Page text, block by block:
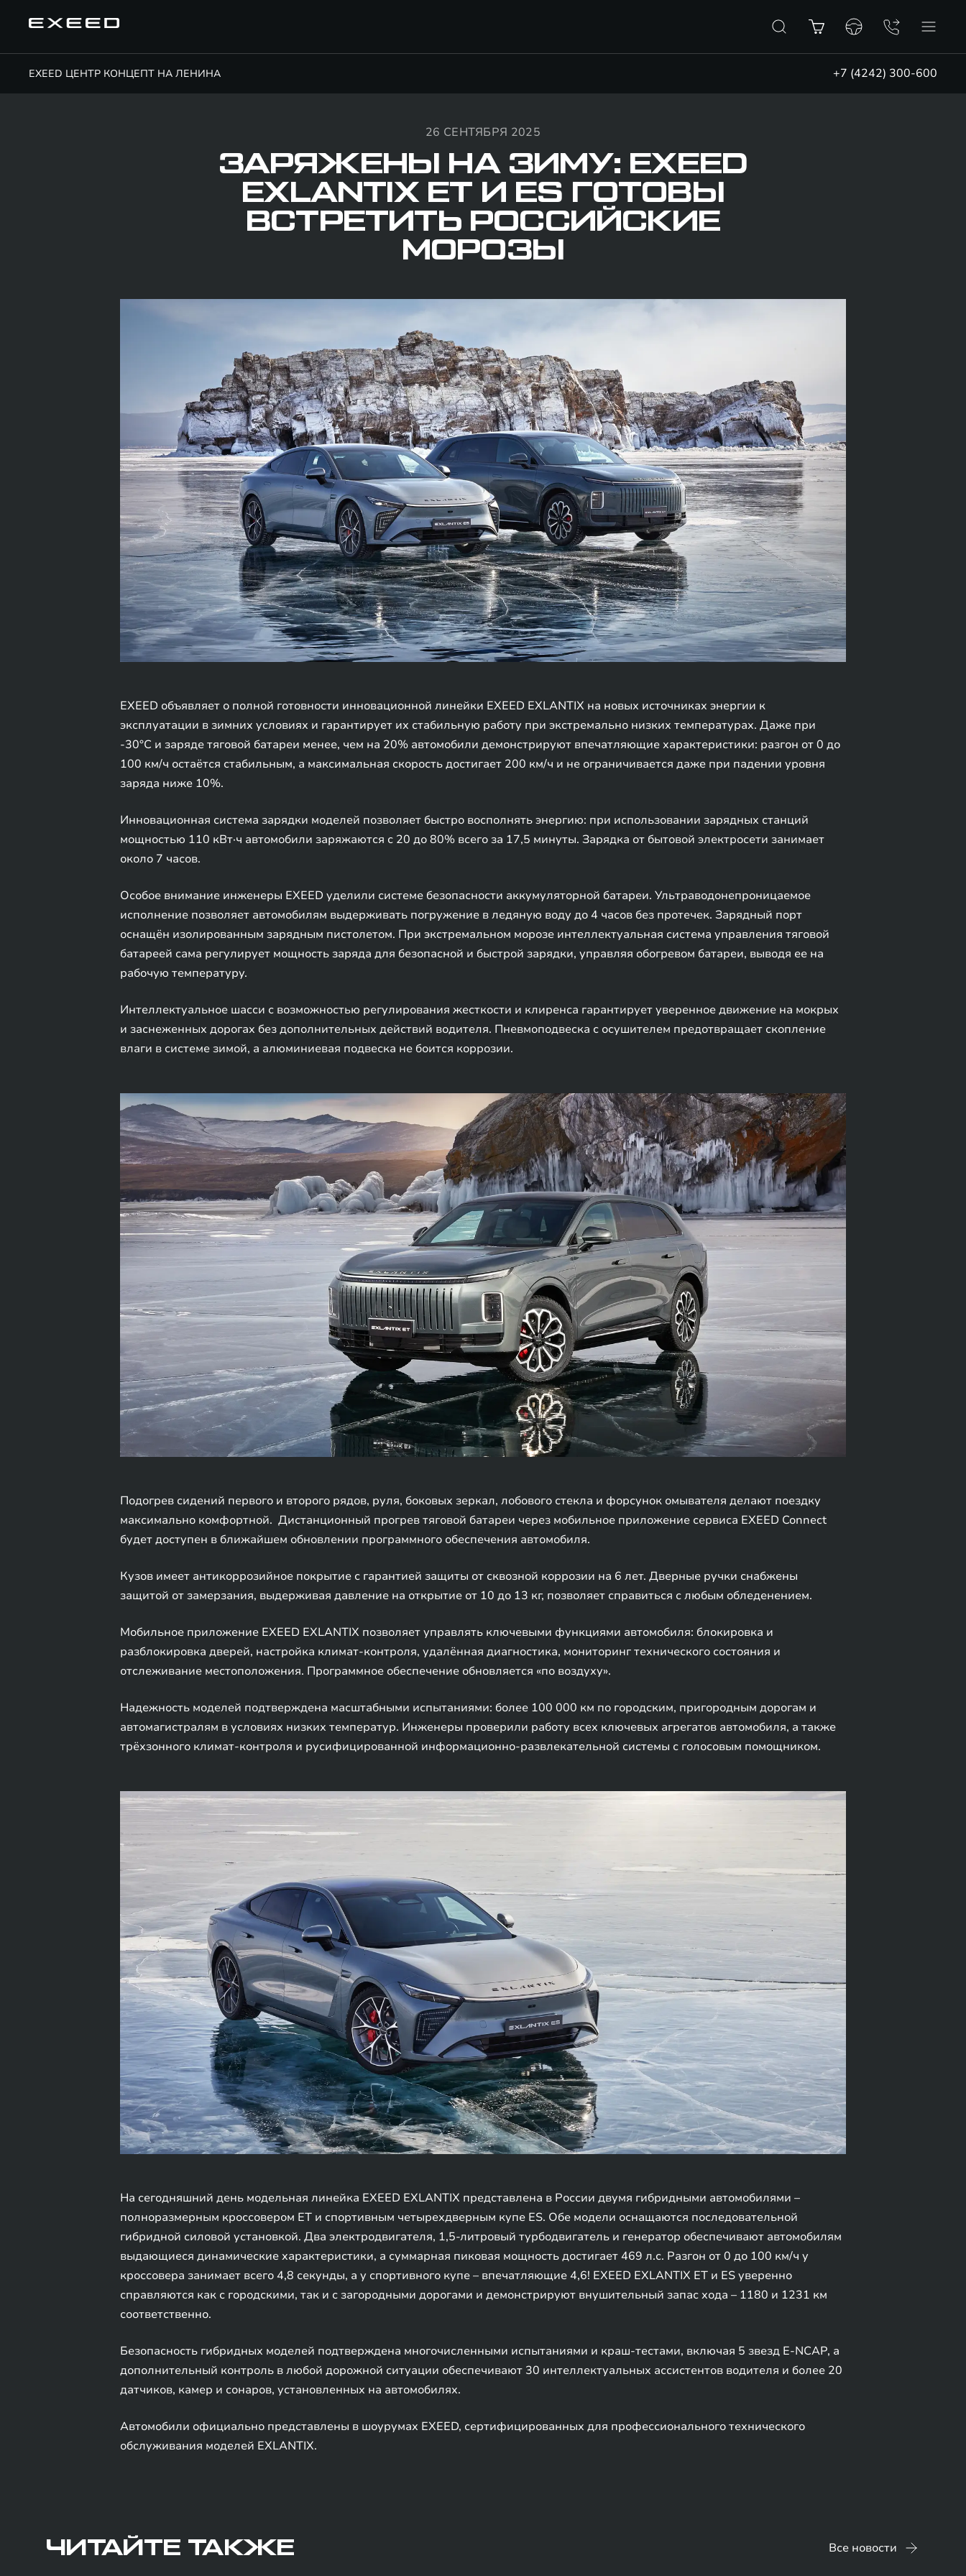
EXEED ЦЕНТР КОНЦЕПТ НА ЛЕНИНА +7 (4242) 300-600
26 СЕНТЯБРЯ 2025
ЗАРЯЖЕНЫ НА ЗИМУ: EXEED
EXLANTIX ET И ES ГОТОВЫ
ВСТРЕТИТЬ РОССИЙСКИЕ
МОРОЗЫ
EXEED объявляет о полной готовности инновационной линейки EXEED EXLANTIX на новых источниках энергии к
эксплуатации в зимних условиях и гарантирует их стабильную работу при экстремально низких температурах. Даже при
-30°C и заряде тяговой батареи менее, чем на 20% автомобили демонстрируют впечатляющие характеристики: разгон от 0 до
100 км/ч остаётся стабильным, а максимальная скорость достигает 200 км/ч и не ограничивается даже при падении уровня
заряда ниже 10%.
Инновационная система зарядки моделей позволяет быстро восполнять энергию: при использовании зарядных станций
мощностью 110 кВт·ч автомобили заряжаются с 20 до 80% всего за 17,5 минуты. Зарядка от бытовой электросети занимает
около 7 часов.
Особое внимание инженеры EXEED уделили системе безопасности аккумуляторной батареи. Ультраводонепроницаемое
исполнение позволяет автомобилям выдерживать погружение в ледяную воду до 4 часов без протечек. Зарядный порт
оснащён изолированным зарядным пистолетом. При экстремальном морозе интеллектуальная система управления тяговой
батареей сама регулирует мощность заряда для безопасной и быстрой зарядки, управляя обогревом батареи, выводя ее на
рабочую температуру.
Интеллектуальное шасси с возможностью регулирования жесткости и клиренса гарантирует уверенное движение на мокрых
и заснеженных дорогах без дополнительных действий водителя. Пневмоподвеска с осушителем предотвращает скопление
влаги в системе зимой, а алюминиевая подвеска не боится коррозии.
Подогрев сидений первого и второго рядов, руля, боковых зеркал, лобового стекла и форсунок омывателя делают поездку
максимально комфортной. Дистанционный прогрев тяговой батареи через мобильное приложение сервиса EXEED Connect
будет доступен в ближайшем обновлении программного обеспечения автомобиля.
Кузов имеет антикоррозийное покрытие с гарантией защиты от сквозной коррозии на 6 лет. Дверные ручки снабжены
защитой от замерзания, выдерживая давление на открытие от 10 до 13 кг, позволяет справиться с любым обледенением.
Мобильное приложение EXEED EXLANTIX позволяет управлять ключевыми функциями автомобиля: блокировка и
разблокировка дверей, настройка климат-контроля, удалённая диагностика, мониторинг технического состояния и
отслеживание местоположения. Программное обеспечение обновляется «по воздуху».
Надежность моделей подтверждена масштабными испытаниями: более 100 000 км по городским, пригородным дорогам и
автомагистралям в условиях низких температур. Инженеры проверили работу всех ключевых агрегатов автомобиля, а также
трёхзонного климат-контроля и русифицированной информационно-развлекательной системы с голосовым помощником.
На сегодняшний день модельная линейка EXEED EXLANTIX представлена в России двумя гибридными автомобилями –
полноразмерным кроссовером ET и спортивным четырехдверным купе ES. Обе модели оснащаются последовательной
гибридной силовой установкой. Два электродвигателя, 1,5-литровый турбодвигатель и генератор обеспечивают автомобилям
выдающиеся динамические характеристики, а суммарная пиковая мощность достигает 469 л.с. Разгон от 0 до 100 км/ч у
кроссовера занимает всего 4,8 секунды, а у спортивного купе – впечатляющие 4,6! EXEED EXLANTIX ET и ES уверенно
справляются как с городскими, так и с загородными дорогами и демонстрируют внушительный запас хода – 1180 и 1231 км
соответственно.
Безопасность гибридных моделей подтверждена многочисленными испытаниями и краш-тестами, включая 5 звезд E-NCAP, а
дополнительный контроль в любой дорожной ситуации обеспечивают 30 интеллектуальных ассистентов водителя и более 20
датчиков, камер и сонаров, установленных на автомобилях.
Автомобили официально представлены в шоурумах EXEED, сертифицированных для профессионального технического
обслуживания моделей EXLANTIX.
ЧИТАЙТЕ ТАКЖЕ Все новости